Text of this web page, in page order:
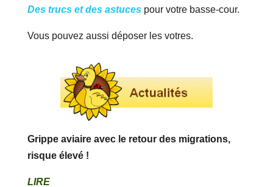
Des trucs et des astucespour votre basse-cour.
Vous pouvez aussi déposer les votres.
Grippe aviaire avec le retour des migrations,
risque élevé !
LIRE